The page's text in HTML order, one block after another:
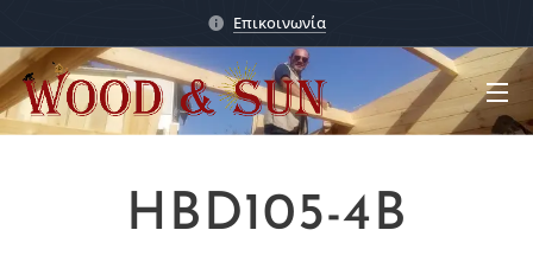
Επικοινωνία
HBD105-4B